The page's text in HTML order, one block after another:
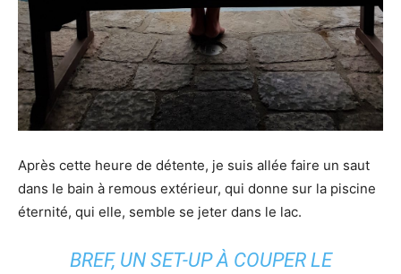
Après cette heure de détente, je suis allée faire un saut
dans le bain à remous extérieur, qui donne sur la piscine
éternité, qui elle, semble se jeter dans le lac.
BREF, UN SET-UP À COUPER LE